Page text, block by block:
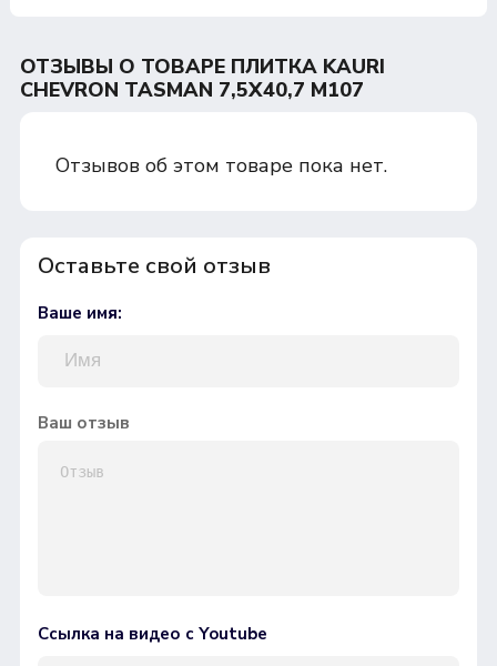
ОТЗЫВЫ О ТОВАРЕ ПЛИТКА KAURI
CHEVRON TASMAN 7,5Х40,7 M107
Отзывов об этом товаре пока нет.
Оставьте свой отзыв
Ваше имя:
Ваш отзыв
Ссылка на видео с Youtube